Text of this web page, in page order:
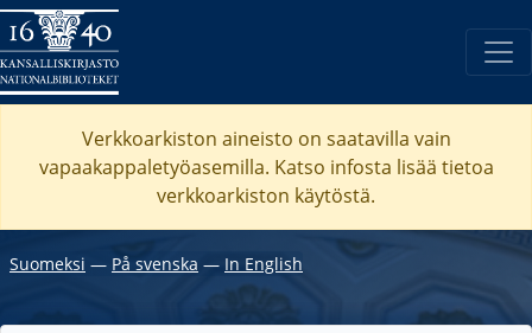
Verkkoarkiston aineisto on saatavilla vain
vapaakappaletyöasemilla. Katso infosta lisää tietoa
verkkoarkiston käytöstä.
Suomeksi ― På svenska ― In English